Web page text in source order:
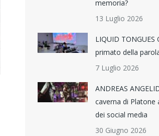
memoria?
13 Luglio 2026
LIQUID TONGUES
primato della
7 Luglio 2026
ANDREAS
caverna di Platone
dei social media
30 Giugno 2026